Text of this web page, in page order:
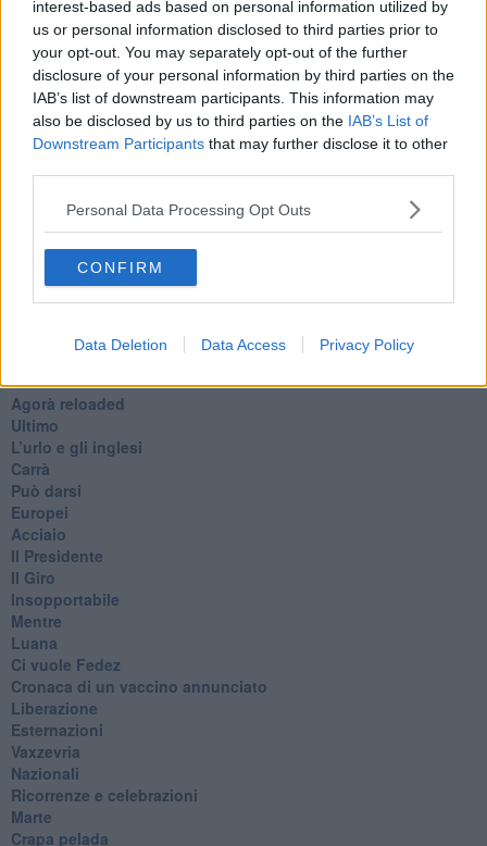
interest-based ads based on personal information utilized by
us or personal information disclosed to third parties prior to
your opt-out. You may separately opt-out of the further
disclosure of your personal information by third parties on the
IAB’s list of downstream participants. This information may
also be disclosed by us to third parties on the IAB’s List of
Downstream Participants that may further disclose it to other
Personal Data Processing Opt Outs
CONFIRM
Data Deletion Data Access Privacy Policy
bene, ma dovremo farcela. Buona domenica e buona fortuna.
Pontedera, 31 maggio 2020
Libero Venturi
Se vuoi leggere le notizie principali della Toscana iscriviti alla
alle 20:00 direttamente nella tua casella di posta.
​Agorà reloaded
Ultimo
​L’urlo e gli inglesi
Carrà
Può darsi
Europei
Acciaio
Il Presidente
​Il Giro
Insopportabile
​Mentre
Luana
​Ci vuole Fedez
​Cronaca di un vaccino annunciato
​Liberazione
Esternazioni
Vaxzevria
Nazionali
​Ricorrenze e celebrazioni
Marte
​Crapa pelada